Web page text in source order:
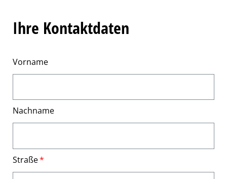
Ihre Kontaktdaten
Vorname
Nachname
Straße